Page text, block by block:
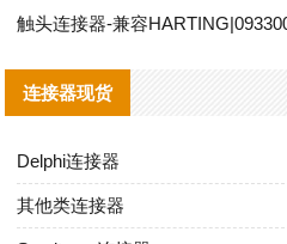
连接器现货
Delphi连接器
其他类连接器